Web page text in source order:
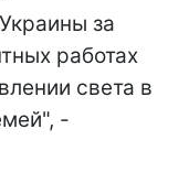
за
работах
света в
-